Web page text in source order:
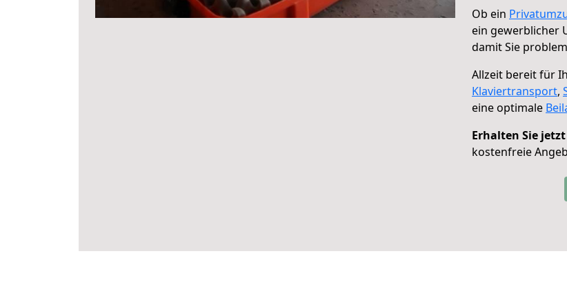
Ob ein
ein gewerblicher
damit Sie
Allzeit bereit für
Klaviertransport,
eine optimale
Erhalten Sie jetzt
kostenfreie